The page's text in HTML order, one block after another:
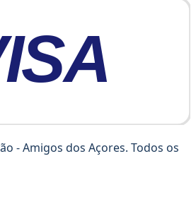
- Amigos dos Açores. Todos os